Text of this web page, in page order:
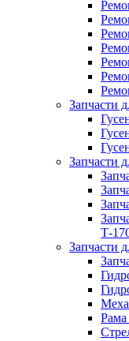
Запчасти
Запчасти
Т-
Запчасти
Рама